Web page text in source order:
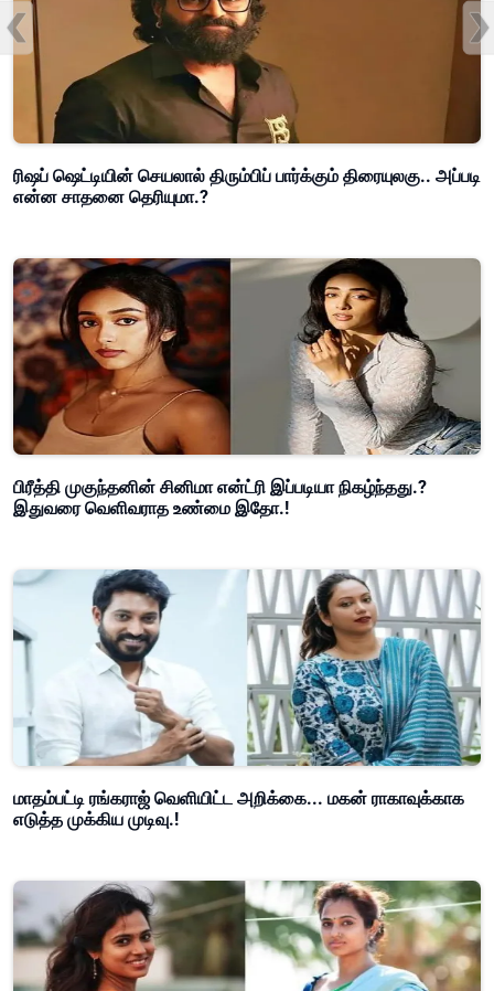
ரிஷப் ஷெட்டியின் செயலால் திரும்பிப் பார்க்கும் திரையுலகு.. அப்படி
என்ன சாதனை தெரியுமா.?
பிரீத்தி முகுந்தனின் சினிமா என்ட்ரி இப்படியா நிகழ்ந்தது.?
இதுவரை வெளிவராத உண்மை இதோ.!
மாதம்பட்டி ரங்கராஜ் வெளியிட்ட அறிக்கை... மகன் ராகாவுக்காக
எடுத்த முக்கிய முடிவு.!